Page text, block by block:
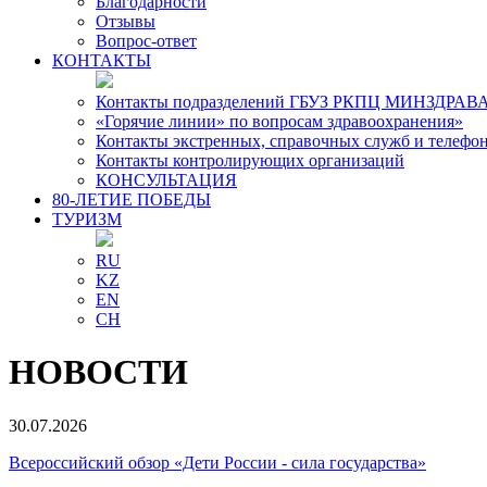
Отзывы
Вопрос-ответ
КОНТАКТЫ
Контакты подразделений ГБУЗ РКПЦ
«Горячие линии» по вопросам здравоохранения»
Контакты экстренных, справочных служб и
Контакты контролирующих организаций
КОНСУЛЬТАЦИЯ
80-ЛЕТИЕ ПОБЕДЫ
ТУРИЗМ
RU
KZ
EN
CH
НОВОСТИ
30.07.2026
Всероссийский обзор «Дети России - сила государства»